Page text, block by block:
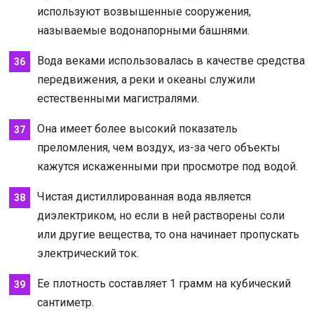
используют возвышенные сооружения,
называемые водонапорными башнями.
Вода веками использовалась в качестве средства
передвижения, а реки и океаны служили
естественными магистралями.
Она имеет более высокий показатель
преломления, чем воздух, из-за чего объекты
кажутся искаженными при просмотре под водой.
Чистая дистиллированная вода является
диэлектриком, но если в ней растворены соли
или другие вещества, то она начинает пропускать
электрический ток.
Ее плотность составляет 1 грамм на кубический
сантиметр.